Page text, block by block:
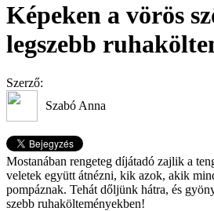
Képeken a vörös
legszebb
Szerző:
Szabó Anna
Mostanában rengeteg díjátadó zajlik a
veletek együtt átnézni, kik azok, akik
pompáznak. Tehát dőljünk hátra, és
szebb ruhakölteményekben!